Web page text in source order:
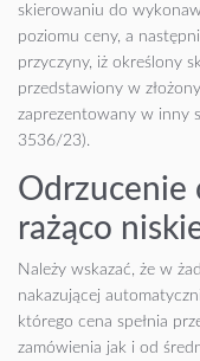
skierowaniu do
poziomu ceny, a
przyczyny, iż określony
przedstawiony w
zaprezentowany w inny
3536/23).
Odrzucenie
rażąco
Należy wskazać, że w
nakazującej
którego cena spełnia
zamówienia jak i od